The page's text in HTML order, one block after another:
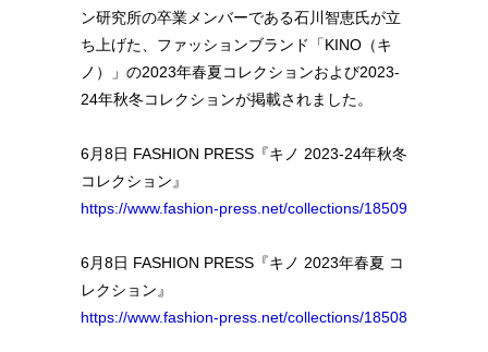
ン研究所の卒業メンバーである石川智恵氏が立
ち上げた、ファッションブランド「KINO（キ
ノ）」の2023年春夏コレクションおよび2023-
24年秋冬コレクションが掲載されました。
6月8日 FASHION PRESS『キノ 2023-24年秋冬
コレクション』
https://www.fashion-press.net/collections/18509
6月8日 FASHION PRESS『キノ 2023年春夏 コ
レクション』
https://www.fashion-press.net/collections/18508